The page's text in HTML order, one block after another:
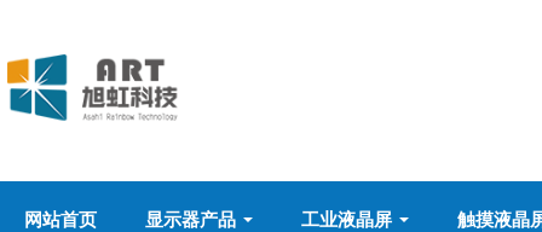
网站首页 显示器产品 工业液晶屏 触摸液晶